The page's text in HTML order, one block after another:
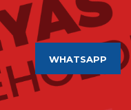
WHATSAPP